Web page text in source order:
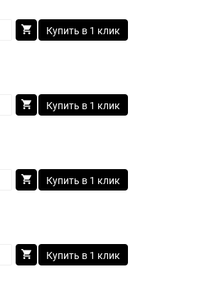
Купить в 1 клик
Купить в 1 клик
Купить в 1 клик
Купить в 1 клик